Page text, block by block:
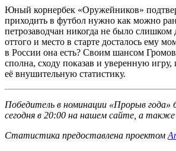
Юный корнербек «Оружейников»
приходить в футбол нужно как можно
петрозаводчан никогда не было
оттого и место в старте досталось ему
в России она есть? Своим шансом Громов
сполна, сходу показав и уверенную
её внушительную статистику.
Победитель в номинации «Прорыв года»
сегодня в 20:00 на нашем сайте, а также
Статистика предоставлена проектом